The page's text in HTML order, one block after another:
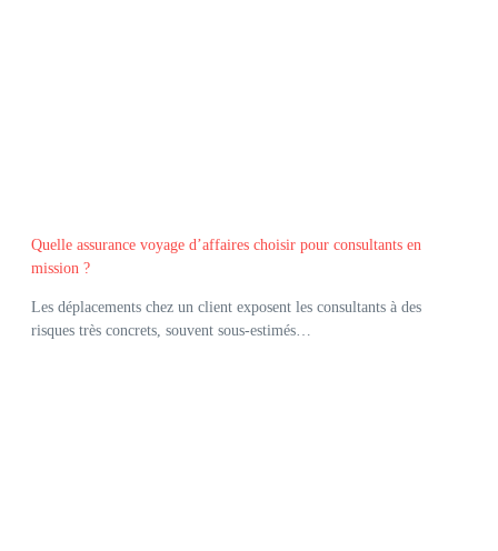
Quelle assurance voyage d’affaires choisir pour consultants en
mission ?
Les déplacements chez un client exposent les consultants à des
risques très concrets, souvent sous-estimés…